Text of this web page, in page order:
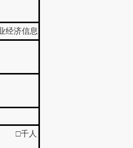
经济信息
□千人